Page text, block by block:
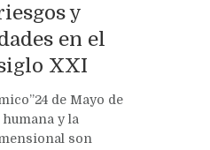
y
en el
XXI
de Mayo de
humana y la
son